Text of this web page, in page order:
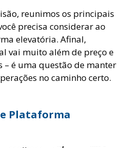
reunimos os principais
precisa considerar ao
elevatória. Afinal,
vai muito além de preço e
– é uma questão de manter
no caminho certo.
Plataforma